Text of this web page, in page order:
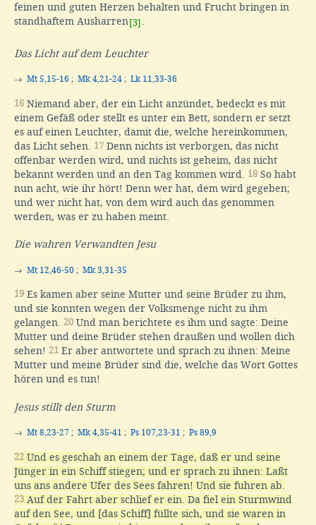
feinen und guten Herzen behalten und Frucht bringen in
standhaftem Ausharren [3]
Das Licht auf dem Leuchter
→ Mt 5,15-16 ; Mk 4,21-24 ; Lk 11,33-36
16 Niemand aber, der ein Licht anzündet, bedeckt es mit
einem Gefäß oder stellt es unter ein Bett, sondern er setzt
es auf einen Leuchter, damit die, welche hereinkommen,
das Licht sehen. 17 Denn nichts ist verborgen, das nicht
offenbar werden wird, und nichts ist geheim, das nicht
bekannt werden und an den Tag kommen wird. 18 So habt
nun acht, wie ihr hört! Denn wer hat, dem wird gegeben;
und wer nicht hat, von dem wird auch das genommen
werden, was er zu haben meint.
Die wahren Verwandten Jesu
→ Mt 12,46-50 ; Mk 3,31-35
19 Es kamen aber seine Mutter und seine Brüder zu ihm,
und sie konnten wegen der Volksmenge nicht zu ihm
gelangen. 20 Und man berichtete es ihm und sagte: Deine
Mutter und deine Brüder stehen draußen und wollen dich
sehen! 21 Er aber antwortete und sprach zu ihnen: Meine
Mutter und meine Brüder sind die, welche das Wort Gottes
hören und es tun!
Jesus stillt den Sturm
→ Mt 8,23-27 ; Mk 4,35-41 ; Ps 107,23-31 ; Ps 89,9
22 Und es geschah an einem der Tage, daß er und seine
Jünger in ein Schiff stiegen; und er sprach zu ihnen: Laßt
uns ans andere Ufer des Sees fahren! Und sie fuhren ab.
23 Auf der Fahrt aber schlief er ein. Da fiel ein Sturmwind
auf den See, und [das Schiff] füllte sich, und sie waren in